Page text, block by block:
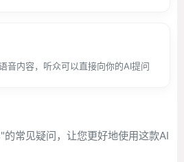
音内容，听众可以直接向你的AI提问
常见疑问，让您更好地使用这款AI